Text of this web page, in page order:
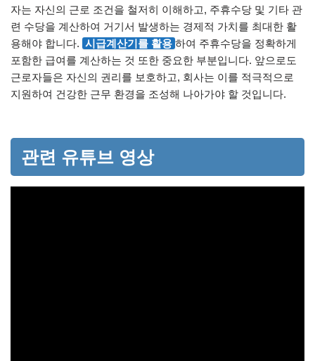
자는 자신의 근로 조건을 철저히 이해하고, 주휴수당 및 기타 관
련 수당을 계산하여 거기서 발생하는 경제적 가치를 최대한 활
용해야 합니다. 시급계산기를 활용 하여 주휴수당을 정확하게
포함한 급여를 계산하는 것 또한 중요한 부분입니다. 앞으로도
근로자들은 자신의 권리를 보호하고, 회사는 이를 적극적으로
지원하여 건강한 근무 환경을 조성해 나아가야 할 것입니다.
관련 유튜브 영상